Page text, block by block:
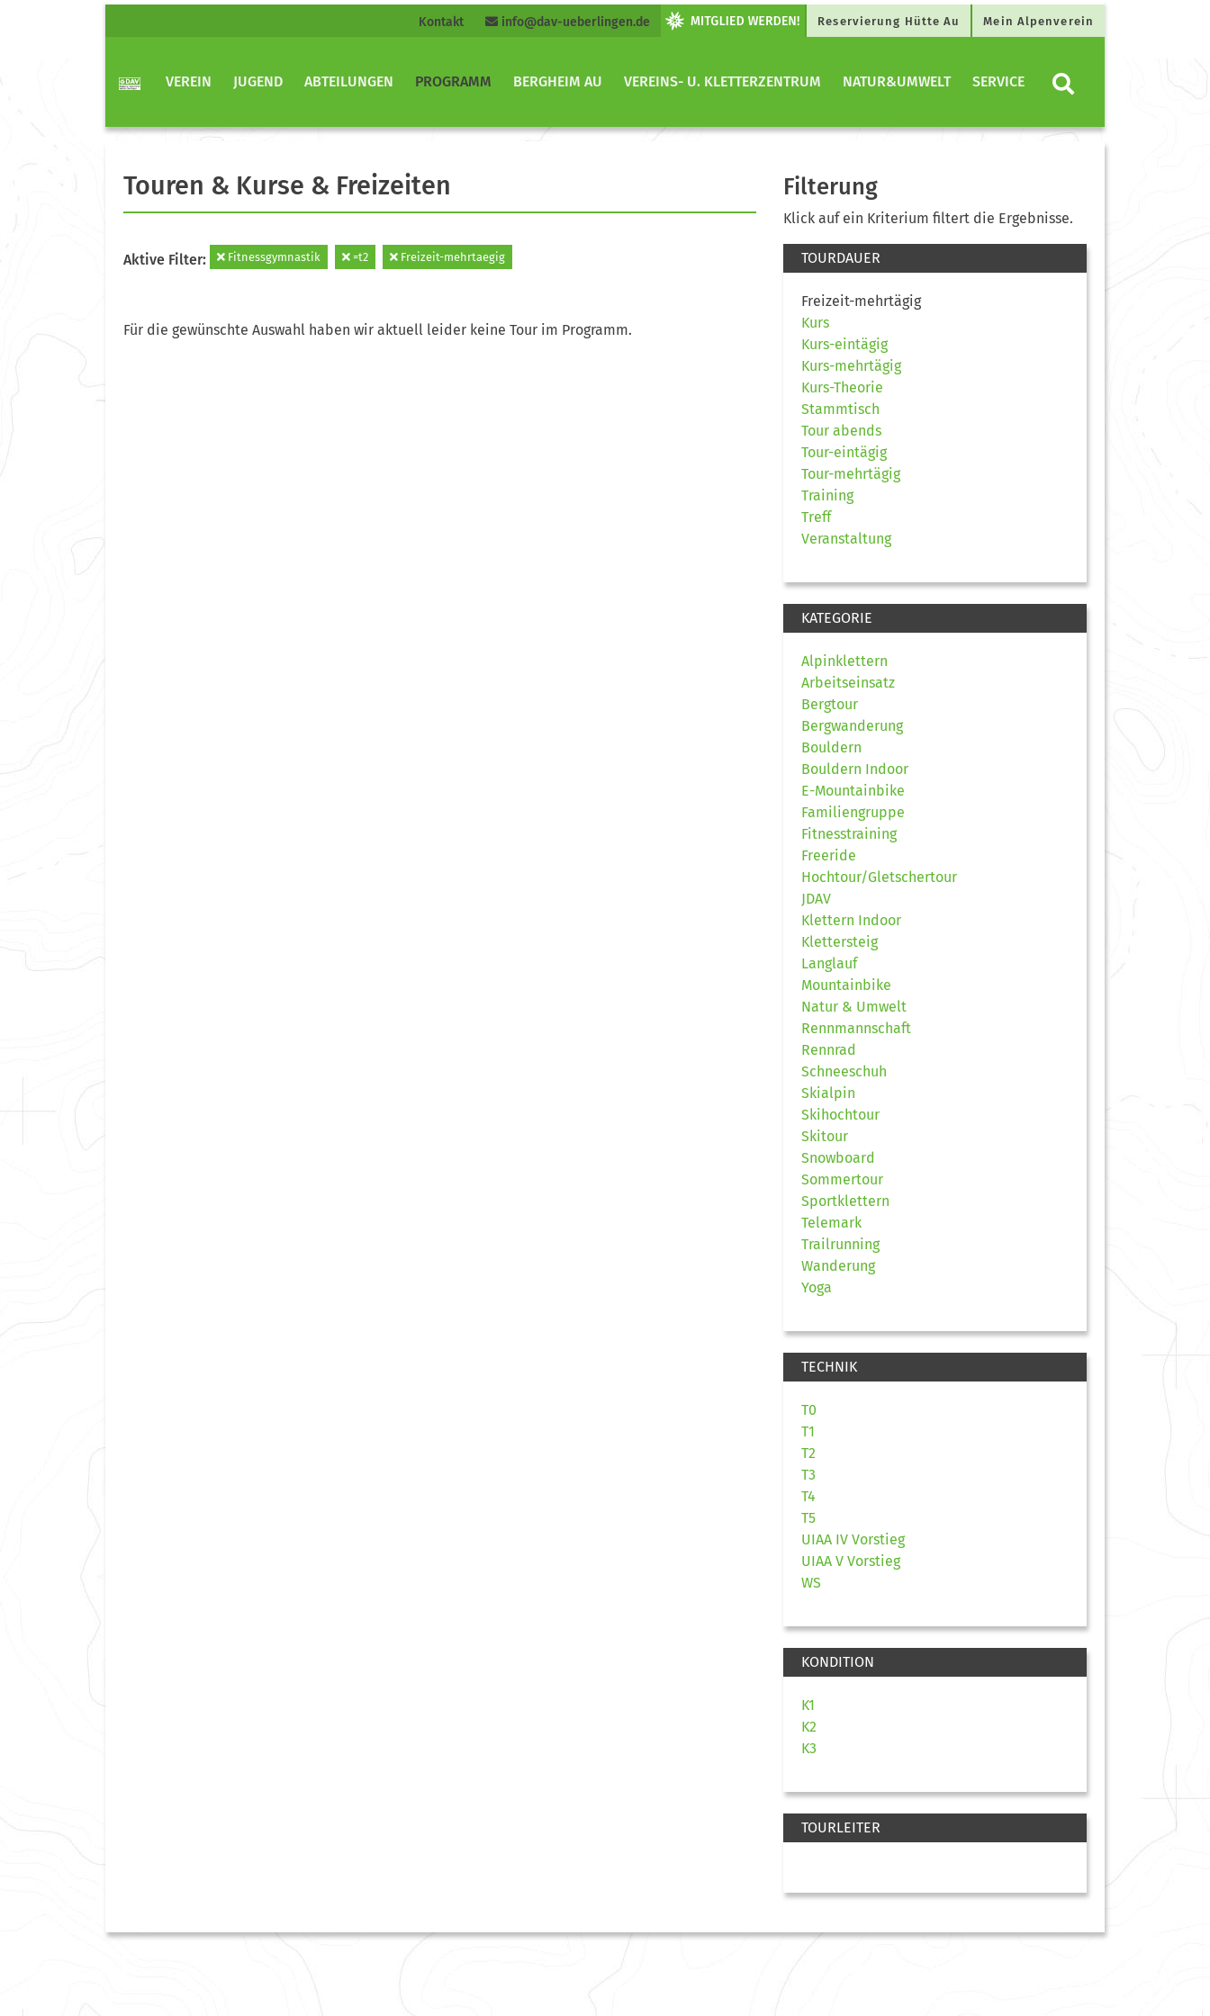
Kontakt info@dav-ueberlingen.de Reservierung Hütte Au Mein Alpenverein
VEREIN JUGEND ABTEILUNGEN PROGRAMM BERGHEIM AU VEREINS- U. KLETTERZENTRUM NATUR&UMWELT SERVICE
Touren & Kurse & Freizeiten
Aktive Filter: Fitnessgymnastik =t2 Freizeit-mehrtaegig
Für die gewünschte Auswahl haben wir aktuell leider keine Tour im Programm.
Filterung
Klick auf ein Kriterium filtert die Ergebnisse.
TOURDAUER
Freizeit-mehrtägig
Kurs
Kurs-eintägig
Kurs-mehrtägig
Kurs-Theorie
Stammtisch
Tour abends
Tour-eintägig
Tour-mehrtägig
Training
Treff
Veranstaltung
KATEGORIE
Alpinklettern
Arbeitseinsatz
Bergtour
Bergwanderung
Bouldern
Bouldern Indoor
E-Mountainbike
Familiengruppe
Fitnesstraining
Freeride
Hochtour/Gletschertour
JDAV
Klettern Indoor
Klettersteig
Langlauf
Mountainbike
Natur & Umwelt
Rennmannschaft
Rennrad
Schneeschuh
Skialpin
Skihochtour
Skitour
Snowboard
Sommertour
Sportklettern
Telemark
Trailrunning
Wanderung
Yoga
TECHNIK
T0
T1
T2
T3
T4
T5
UIAA IV Vorstieg
UIAA V Vorstieg
WS
KONDITION
K1
K2
K3
TOURLEITER